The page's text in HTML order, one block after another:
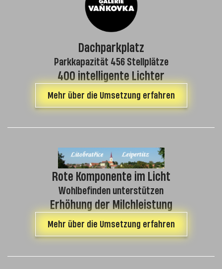
Dachparkplatz
Parkkapazität 456 Stellplätze
400 intelligente Lichter
Mehr über die Umsetzung erfahren
Rote Komponente im Licht
Wohlbefinden unterstützen
Erhöhung der Milchleistung
Mehr über die Umsetzung erfahren